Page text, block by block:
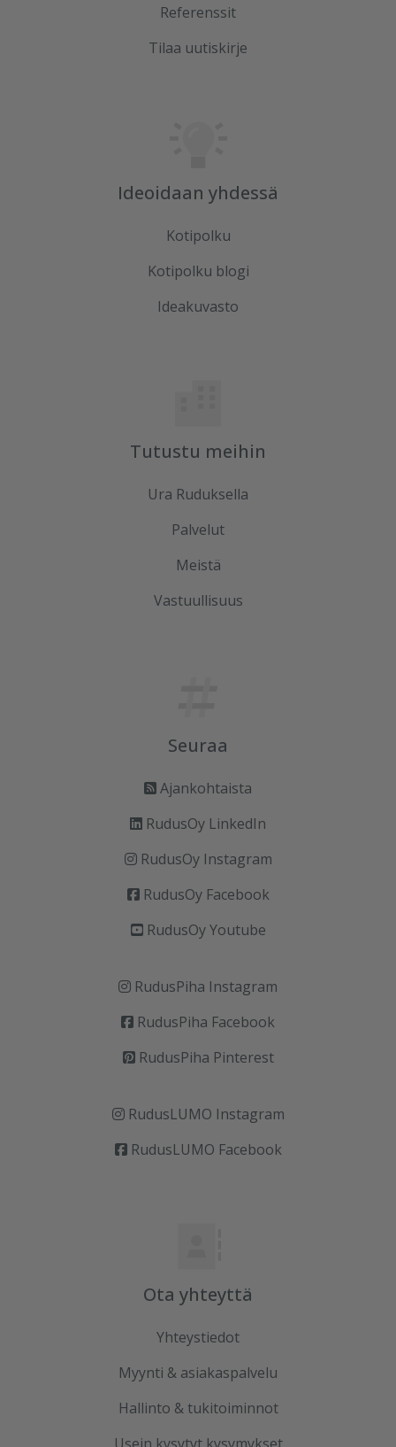
Referenssit
Tilaa uutiskirje
Ideoidaan yhdessä
Kotipolku
Kotipolku blogi
Ideakuvasto
Tutustu meihin
Ura Ruduksella
Palvelut
Meistä
Vastuullisuus
Seuraa
Ajankohtaista
RudusOy LinkedIn
RudusOy Instagram
RudusOy Facebook
RudusOy Youtube
RudusPiha Instagram
RudusPiha Facebook
RudusPiha Pinterest
RudusLUMO Instagram
RudusLUMO Facebook
Ota yhteyttä
Yhteystiedot
Myynti & asiakaspalvelu
Hallinto & tukitoiminnot